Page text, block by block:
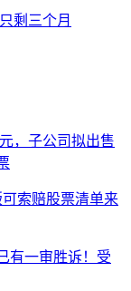
剩三个月
，子公司拟出售
索赔股票清单来
有一审胜诉！受